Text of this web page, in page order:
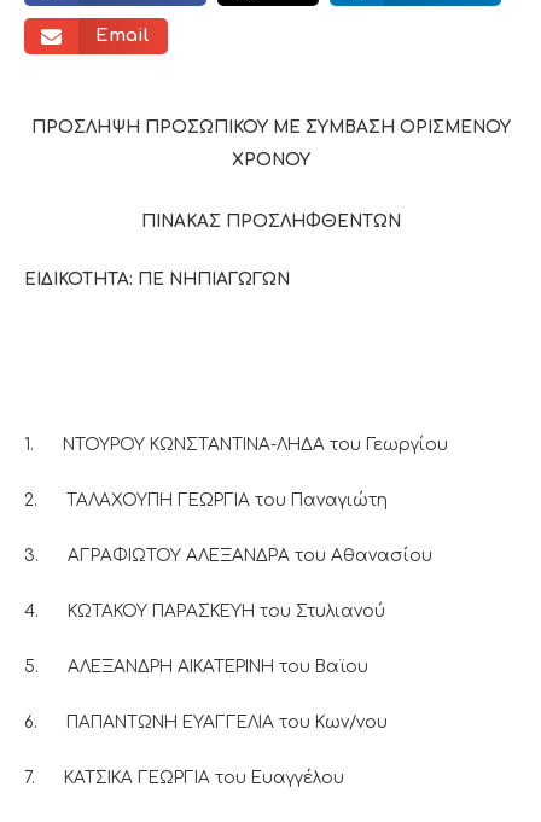
Email
ΠΡΟΣΛΗΨΗ ΠΡΟΣΩΠΙΚΟΥ ΜΕ ΣΥΜΒΑΣΗ ΟΡΙΣΜΕΝΟΥ
ΧΡΟΝΟΥ
ΠΙΝΑΚΑΣ ΠΡΟΣΛΗΦΘΕΝΤΩΝ
ΕΙΔΙΚΟΤΗΤΑ: ΠΕ ΝΗΠΙΑΓΩΓΩΝ
1. ΝΤΟΥΡΟΥ ΚΩΝΣΤΑΝΤΙΝΑ-ΛΗΔΑ του Γεωργίου
2. ΤΑΛΑΧΟΥΠΗ ΓΕΩΡΓΙΑ του Παναγιώτη
3. ΑΓΡΑΦΙΩΤΟΥ ΑΛΕΞΑΝΔΡΑ του Αθανασίου
4. ΚΩΤΑΚΟΥ ΠΑΡΑΣΚΕΥΗ του Στυλιανού
5. ΑΛΕΞΑΝΔΡΗ ΑΙΚΑΤΕΡΙΝΗ του Βαϊου
6. ΠΑΠΑΝΤΩΝΗ ΕΥΑΓΓΕΛΙΑ του Κων/νου
7. ΚΑΤΣΙΚΑ ΓΕΩΡΓΙΑ του Ευαγγέλου